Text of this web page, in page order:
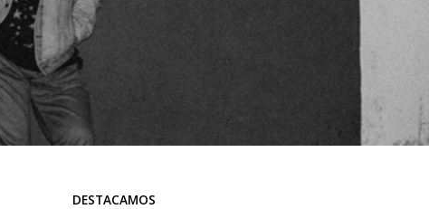
DESTACAMOS